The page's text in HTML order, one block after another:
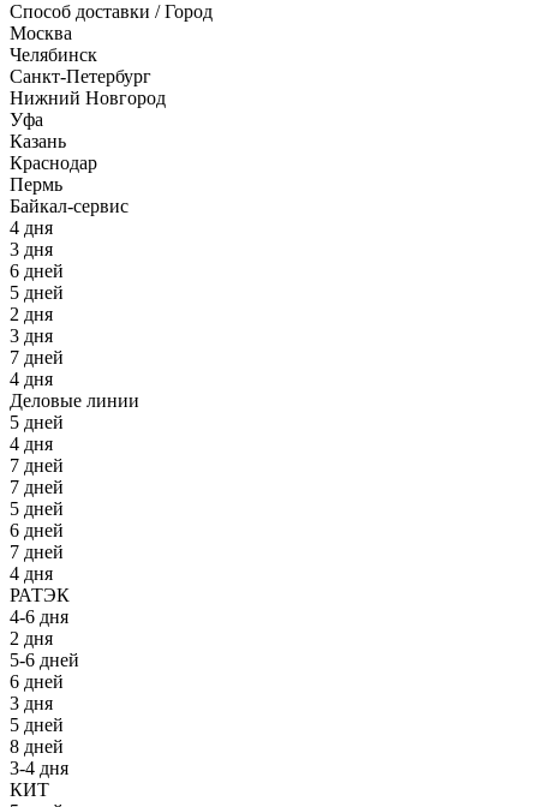
Способ доставки / Город
Москва
Челябинск
Санкт-Петербург
Нижний Новгород
Уфа
Казань
Краснодар
Пермь
Байкал-сервис
4 дня
3 дня
6 дней
5 дней
2 дня
3 дня
7 дней
4 дня
Деловые линии
5 дней
4 дня
7 дней
7 дней
5 дней
6 дней
7 дней
4 дня
РАТЭК
4-6 дня
2 дня
5-6 дней
6 дней
3 дня
5 дней
8 дней
3-4 дня
КИТ